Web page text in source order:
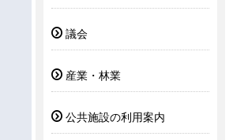
議会
産業・林業
公共施設の利用案内